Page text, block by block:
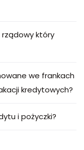
który
we frankach
kredytowych?
i pożyczki?